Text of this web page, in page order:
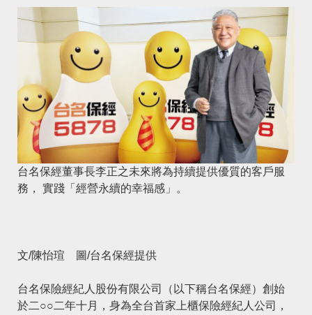
台名保經董事長李正之未來將為持續提供優質的客戶服
務， 實踐「經營永續的幸福感」。
文/陳怡瑄 圖/台名保經提供
台名保險經紀人股份有限公司
（以下稱台名保經）創始
於二○○二年十月，身為全台首家上櫃保險經紀人公司，